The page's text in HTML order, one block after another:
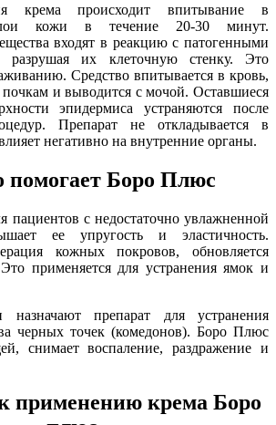
крема происходит впитывание в
кожи в течение 20-30 минут.
входят в реакцию с патогенными
разрушая их клеточную стенку. Это
Средство впитывается в кровь,
почкам и выводится с мочой. Оставшиеся
эпидермиса устраняются после
Препарат не откладывается в
негативно на внутренние органы.
помогает Боро Плюс
пациентов с недостаточно увлажненной
ее упругость и эластичность.
кожных покровов, обновляется
применяется для устранения ямок и
назначают препарат для устранения
черных точек (комедонов). Боро Плюс
снимает воспаление, раздражение и
применению крема Боро